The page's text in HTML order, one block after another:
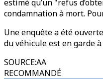
estimé qu’un "refus
condamnation à mort.
Une enquête a été
du véhicule est en garde
SOURCE:AA
RECOMMANDÉ